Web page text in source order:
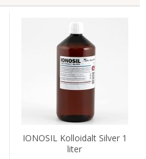
IONOSIL Kolloidalt Silver 1
liter